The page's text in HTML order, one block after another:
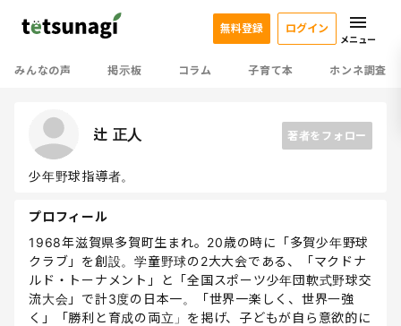
みんなの声 掲示板 コラム 子育て本 ホンネ調査
無料登録 ログイン
メニュー
辻 正人 著者をフォロー
少年野球指導者。
プロフィール
1968年滋賀県多賀町生まれ。20歳の時に「多賀少年野球
クラブ」を創設。学童野球の2大大会である、「マクドナ
ルド・トーナメント」と「全国スポーツ少年団軟式野球交
流大会」で計3度の日本一。「世界一楽しく、世界一強
く」「勝利と育成の両立」を掲げ、子どもが自ら意欲的に